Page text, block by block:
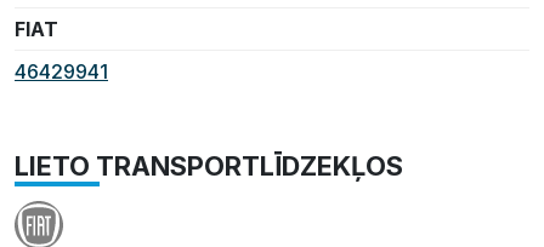
FIAT
46429941
LIETO TRANSPORTLĪDZEKĻOS